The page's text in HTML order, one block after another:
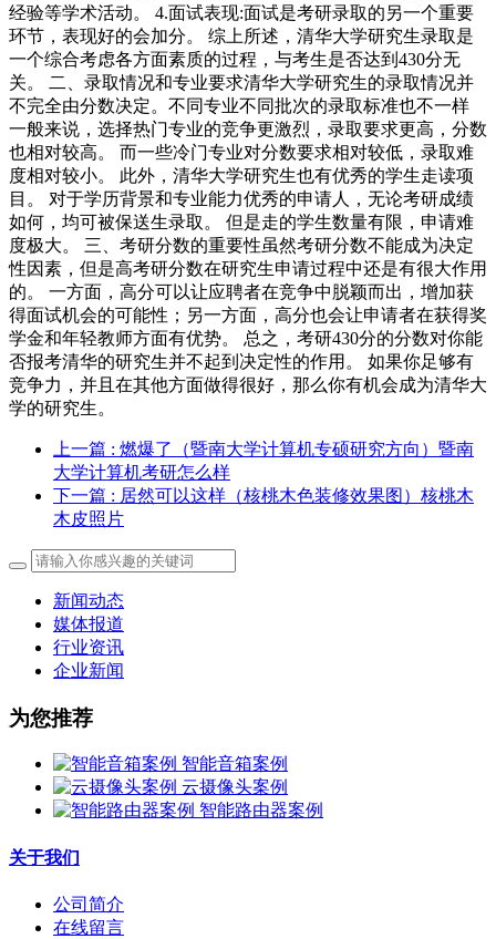
经验等学术活动。 4.面试表现:面试是考研录取的另一个重要
环节，表现好的会加分。 综上所述，清华大学研究生录取是
一个综合考虑各方面素质的过程，与考生是否达到430分无
关。 二、录取情况和专业要求清华大学研究生的录取情况并
不完全由分数决定。不同专业不同批次的录取标准也不一样
一般来说，选择热门专业的竞争更激烈，录取要求更高，分数
也相对较高。 而一些冷门专业对分数要求相对较低，录取难
度相对较小。 此外，清华大学研究生也有优秀的学生走读项
目。 对于学历背景和专业能力优秀的申请人，无论考研成绩
如何，均可被保送生录取。 但是走的学生数量有限，申请难
度极大。 三、考研分数的重要性虽然考研分数不能成为决定
性因素，但是高考研分数在研究生申请过程中还是有很大作用
的。 一方面，高分可以让应聘者在竞争中脱颖而出，增加获
得面试机会的可能性；另一方面，高分也会让申请者在获得奖
学金和年轻教师方面有优势。 总之，考研430分的分数对你能
否报考清华的研究生并不起到决定性的作用。 如果你足够有
竞争力，并且在其他方面做得很好，那么你有机会成为清华大
学的研究生。
上一篇 : 燃爆了（暨南大学计算机专硕研究方向）暨南
大学计算机考研怎么样
下一篇 : 居然可以这样（核桃木色装修效果图）核桃木
木皮照片
新闻动态
媒体报道
行业资讯
企业新闻
为您推荐
智能音箱案例
云摄像头案例
智能路由器案例
关于我们
公司简介
在线留言